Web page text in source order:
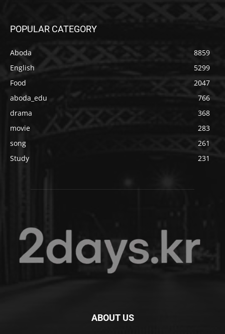
POPULAR CATEGORY
Aboda
8859
English
5299
Food
2047
aboda_edu
766
drama
368
movie
283
song
261
Study
231
ABOUT US